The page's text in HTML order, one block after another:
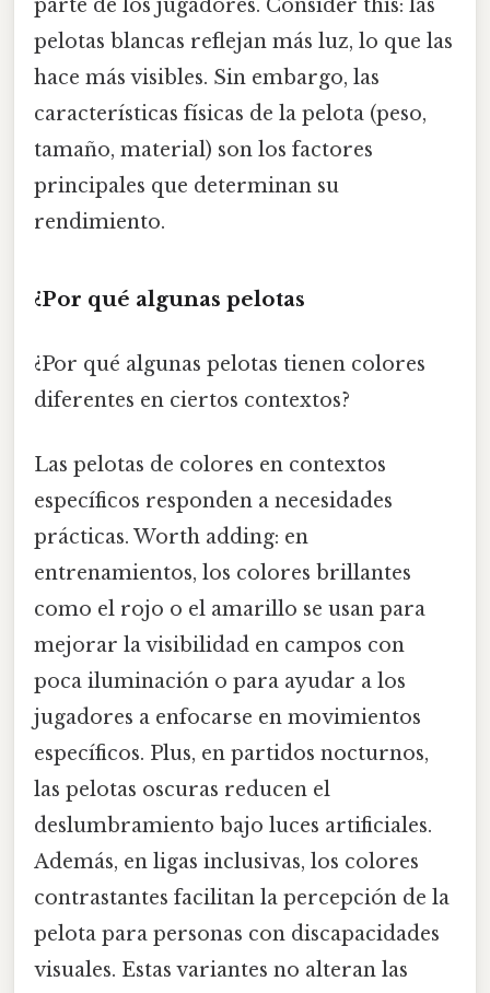
parte de los jugadores. Consider this: las
pelotas blancas reflejan más luz, lo que las
hace más visibles. Sin embargo, las
características físicas de la pelota (peso,
tamaño, material) son los factores
principales que determinan su
rendimiento.
¿Por qué algunas pelotas
¿Por qué algunas pelotas tienen colores
diferentes en ciertos contextos?
Las pelotas de colores en contextos
específicos responden a necesidades
prácticas. Worth adding: en
entrenamientos, los colores brillantes
como el rojo o el amarillo se usan para
mejorar la visibilidad en campos con
poca iluminación o para ayudar a los
jugadores a enfocarse en movimientos
específicos. Plus, en partidos nocturnos,
las pelotas oscuras reducen el
deslumbramiento bajo luces artificiales.
Además, en ligas inclusivas, los colores
contrastantes facilitan la percepción de la
pelota para personas con discapacidades
visuales. Estas variantes no alteran las